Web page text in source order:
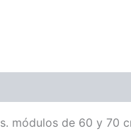
módulos de 60 y 70